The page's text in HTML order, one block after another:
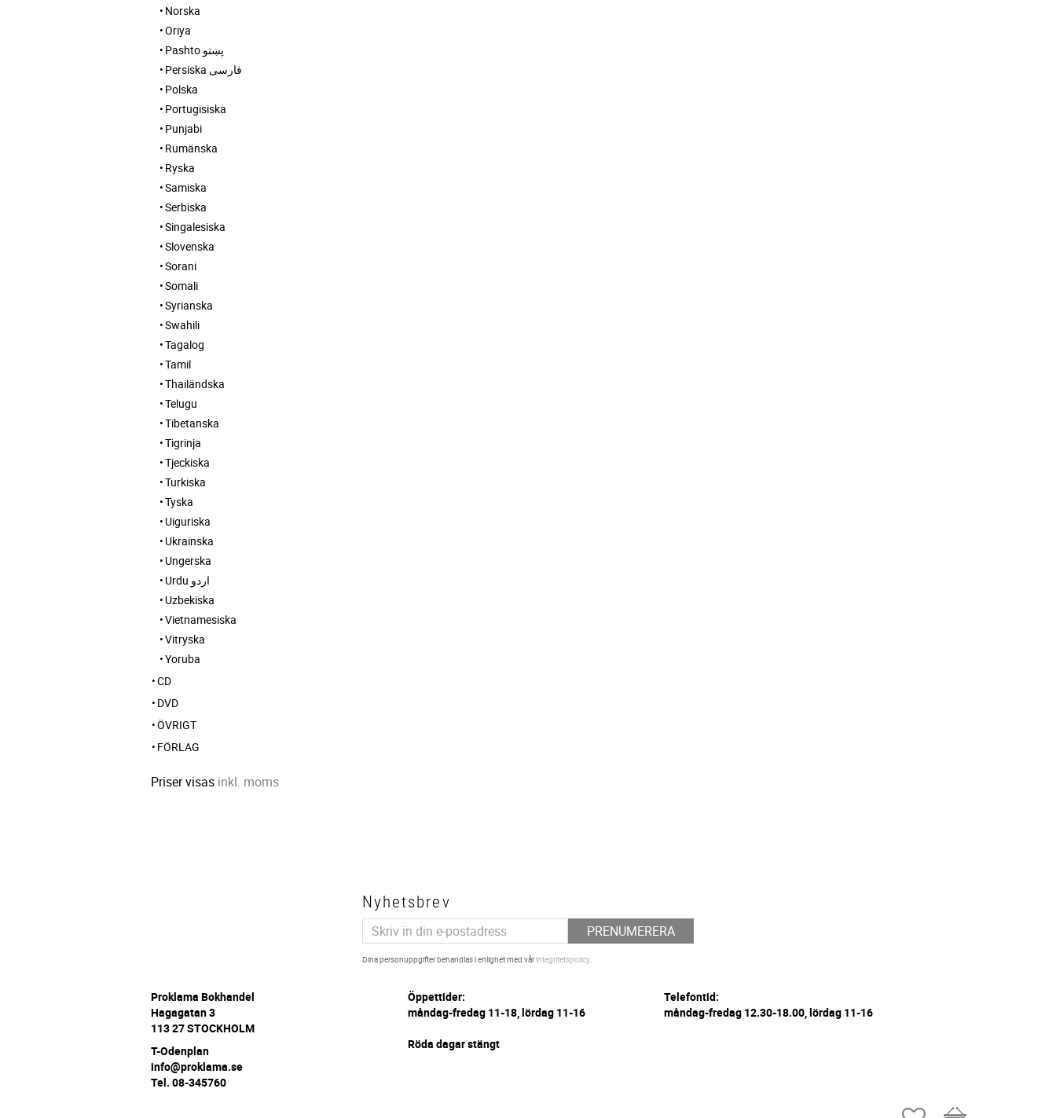
Norska
Oriya
Pashto پښتو
Persiska فارسی
Polska
Portugisiska
Punjabi
Rumänska
Ryska
Samiska
Serbiska
Singalesiska
Slovenska
Sorani
Somali
Syrianska
Swahili
Tagalog
Tamil
Thailändska
Telugu
Tibetanska
Tigrinja
Tjeckiska
Turkiska
Tyska
Uiguriska
Ukrainska
Ungerska
Urdu اردو
Uzbekiska
Vietnamesiska
Vitryska
Yoruba
CD
DVD
ÖVRIGT
FÖRLAG
Priser visas inkl. moms
Nyhetsbrev
PRENUMERERA
Dina personuppgifter behandlas i enlighet med vårintegritetspolicy.
Proklama Bokhandel
Hagagatan 3
113 27 STOCKHOLM
T-Odenplan
info@proklama.se
Tel. 08-345760
Öppettider:
måndag-fredag 11-18, lördag 11-16
Röda dagar stängt
Telefontid:
måndag-fredag 12.30-18.00, lördag 11-16